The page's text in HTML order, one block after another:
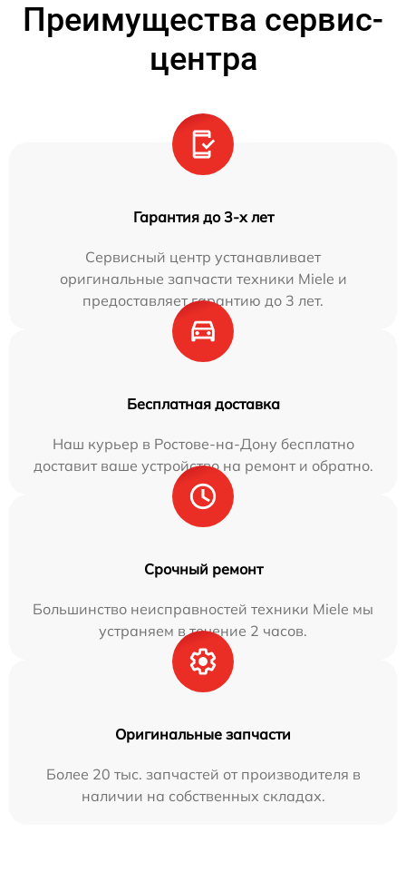
Преимущества сервис-
центра
Гарантия до 3-х лет
Сервисный центр устанавливает
оригинальные запчасти техники Miele и
предоставляет гарантию до 3 лет.
Бесплатная доставка
Наш курьер в Ростове-на-Дону бесплатно
доставит ваше устройство на ремонт и обратно.
Срочный ремонт
Большинство неисправностей техники Miele мы
устраняем в течение 2 часов.
Оригинальные запчасти
Более 20 тыс. запчастей от производителя в
наличии на собственных складах.